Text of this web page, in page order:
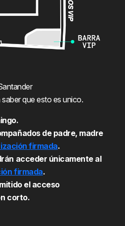
que esto es unico.
de padre, madre
firmada.
acceder únicamente al
firmada.
el acceso
corto.